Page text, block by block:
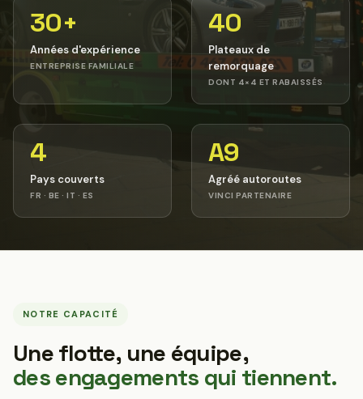
30+
Années d'expérience
ENTREPRISE FAMILIALE
40
Plateaux de
remorquage
DONT 4×4 ET RABAISSÉS
4
Pays couverts
FR · BE · IT · ES
A9
Agréé autoroutes
VINCI PARTENAIRE
NOTRE CAPACITÉ
Une flotte, une équipe,
des engagements qui tiennent.